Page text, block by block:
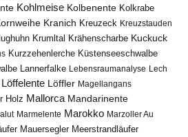
Kohlmeise Kolbenente Kolkrabe
Kranich Kreuzeck Kreuzstauden
Krumltal Krähenscharbe Kuckuck
Kurzzehenlerche Küstenseeschwalbe
Lannerfalke Lebensraumanalyse Lech
Löffelente Löffler Magellangans
Holz Mallorca Mandarinente
Marmelente Marokko Marzoller Au
Mauersegler Meerstrandläufer